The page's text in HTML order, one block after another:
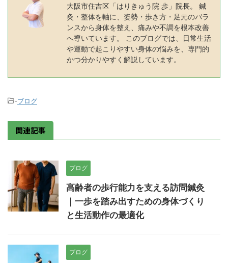
大阪市住吉区「はりきゅう院 歩」院長。 鍼
灸・整体を軸に、姿勢・歩き方・足元のバラ
ンスから身体を整え、痛みや不調を根本改善
へ導いています。 このブログでは、日常生活
や運動で起こりやすい身体の悩みを、専門的
かつ分かりやすく解説しています。
-ブログ
関連記事
ブログ
高齢者の歩行能力を支える訪問鍼灸
｜一歩を踏み出すための身体づくり
と生活動作の最適化
ブログ